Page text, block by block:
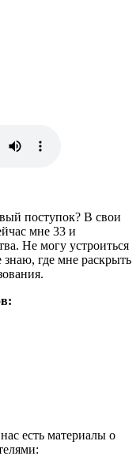
поступок? В свои
мне 33 и
Не могу устроиться
знаю, где мне раскрыть
есть материалы о